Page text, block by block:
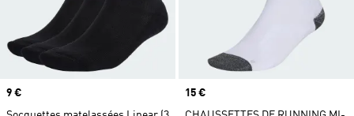
Prix
9 €
Prix
15 €